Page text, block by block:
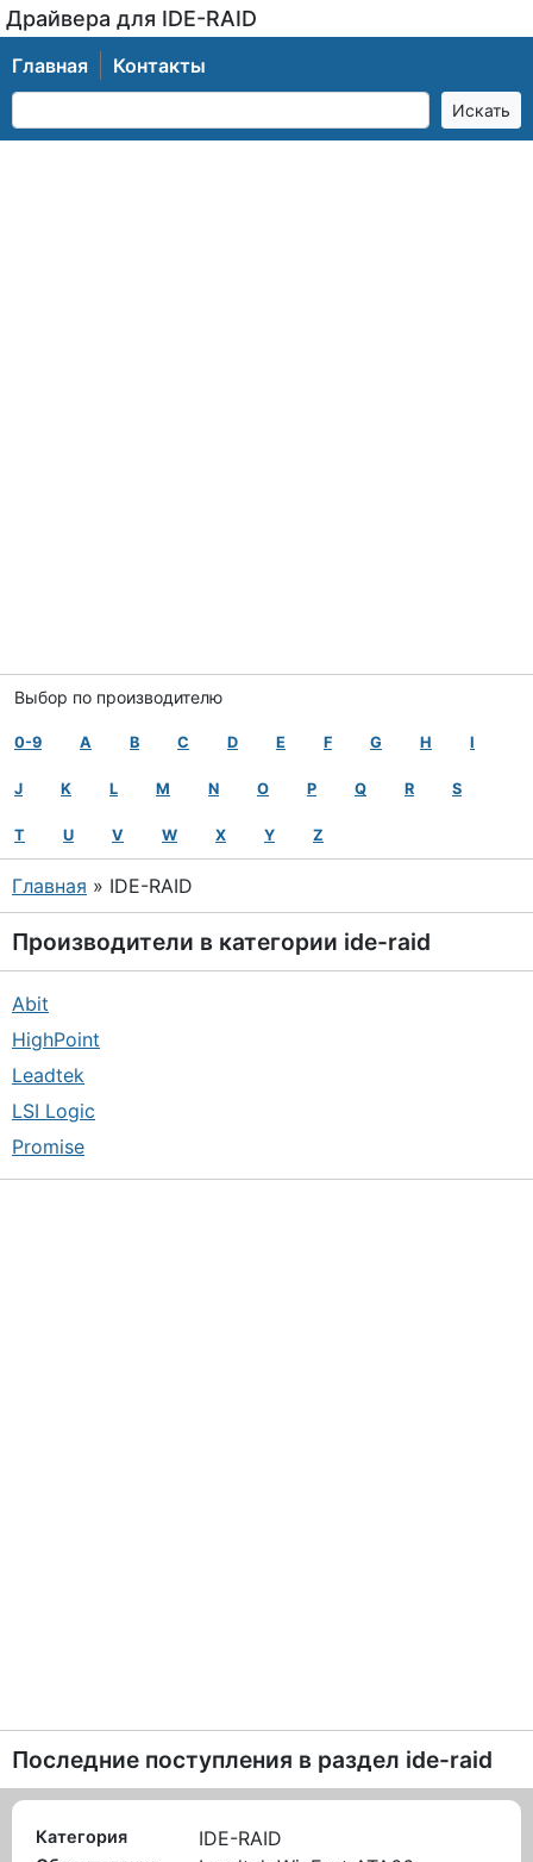
Драйвера для IDE-RAID
Главная Контакты
Выбор по производителю
0-9 A B C D E F G H I
J K L M N O P Q R S
T U V W X Y Z
Главная » IDE-RAID
Производители в категории ide-raid
Abit
HighPoint
Leadtek
LSI Logic
Promise
Последние поступления в раздел ide-raid
Категория IDE-RAID